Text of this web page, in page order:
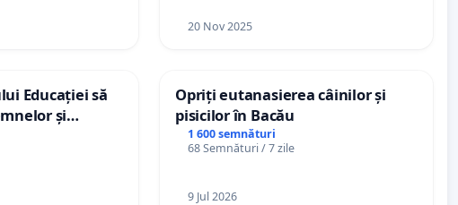
20 Nov 2025
Educației să
și
școlile din
Opriți eutanasierea câinilor și
pisicilor în Bacău
1 600 semnături
68 Semnături / 7 zile
9 Jul 2026